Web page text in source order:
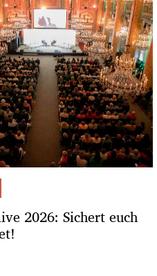
2026: Sichert euch